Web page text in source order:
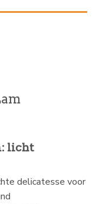
licht
delicatesse voor